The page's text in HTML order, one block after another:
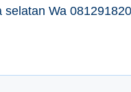
selatan Wa